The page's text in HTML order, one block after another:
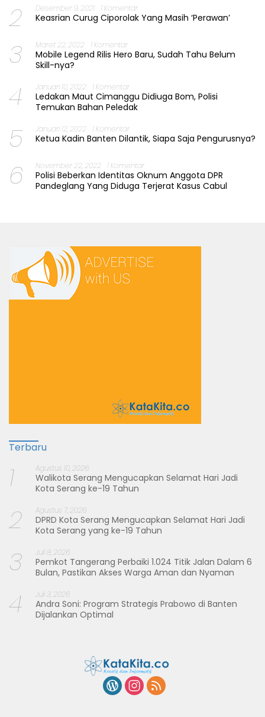
2 Desember 9, 2021 1 Komentar
Keasrian Curug Ciporolak Yang Masih ‘Perawan’
3 Maret 22, 2022 1 Komentar
Mobile Legend Rilis Hero Baru, Sudah Tahu Belum
Skill-nya?
4 Januari 10, 2022 1 Komentar
Ledakan Maut Cimanggu Didiuga Bom, Polisi
Temukan Bahan Peledak
5 Januari 12, 2022 1 Komentar
Ketua Kadin Banten Dilantik, Siapa Saja Pengurusnya?
6 November 22, 2022 1 Komentar
Polisi Beberkan Identitas Oknum Anggota DPR
Pandeglang Yang Diduga Terjerat Kasus Cabul
Terbaru
1 Agustus 10, 2026
Walikota Serang Mengucapkan Selamat Hari Jadi
Kota Serang ke-19 Tahun
2 Agustus 7, 2026
DPRD Kota Serang Mengucapkan Selamat Hari Jadi
Kota Serang yang ke-19 Tahun
3 Juli 8, 2026
Pemkot Tangerang Perbaiki 1.024 Titik Jalan Dalam 6
Bulan, Pastikan Akses Warga Aman dan Nyaman
4 Juli 3, 2026
Andra Soni: Program Strategis Prabowo di Banten
Dijalankan Optimal